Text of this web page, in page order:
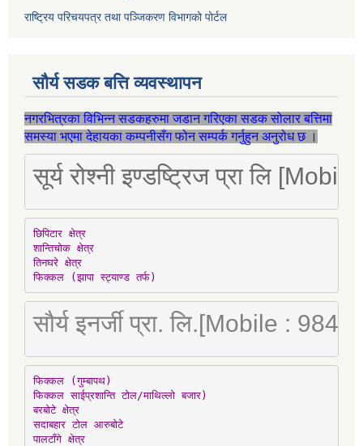
राष्ट्रिय परिचयपत्र तथा पञ्जिकरण विभागको पोर्टल
सौर्य सडक बत्ति व्यवस्थापन
नगरभित्रका विभिन्न सडकहरुमा जडान गरिएका सडक सोलार बत्तिमा
समस्या भएमा देहायका कम्पनीसँग फोन सम्पर्क गर्नुहुन अनुरोध छ ।
सूर्य रोश्नी इण्डष्ट्रिज प्रा लि
छिपिटार क्षेत्र
शान्तिचोक क्षेत्र
तिनघरे क्षेत्र
फिक्कल (झापा स्ट्याण्ड तर्फ)
सौर्य इनर्जी प्रा. लि.[Mobile :
फिक्कल (गुम्बापथ)
फिक्कल साईप्रशान्ति टोल/माथिल्लो बजार)
बरबोटे क्षेत्र
सदाबहार टोल आरुबोटे
पालटाँगे क्षेत्र